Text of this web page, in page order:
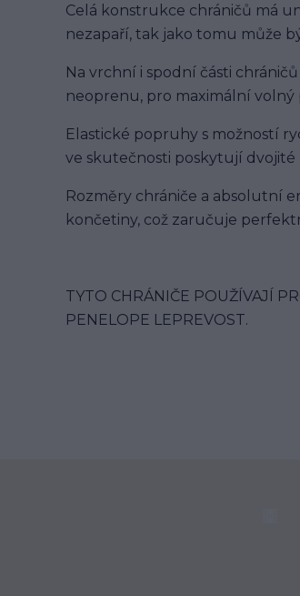
Celá konstrukce chráničů má
nezapaří, tak jako tomu může
Na vrchní i spodní části
neoprenu, pro maximální
Elastické popruhy s možností
ve skutečnosti poskytují
Rozměry chrániče a absolutní
končetiny, což zaručuje
TYTO CHRÁNIČE POUŽÍVAJÍ
PENELOPE LEPREVOST.